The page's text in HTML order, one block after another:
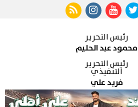
رئيس التحرير
محمود عبد الحليم
رئيس التحرير
التنفيذي
فريد علي